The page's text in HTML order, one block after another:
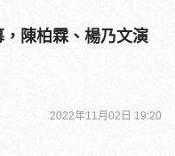
陳柏霖、楊乃文演
2022年11月02日 19:20